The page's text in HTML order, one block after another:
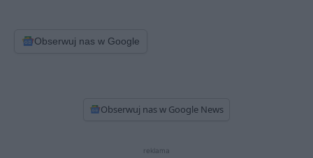
Obserwuj nas w Google
Obserwuj nas w Google News
reklama